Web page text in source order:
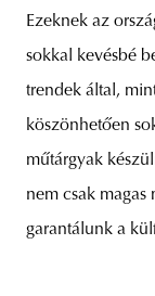
Ezeknek az
sokkal kevésbé
trendek által,
köszönhetően
műtárgyak
nem csak magas
garantálunk a